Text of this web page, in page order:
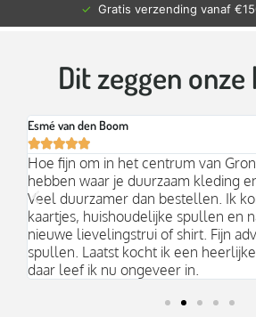
✓ Gratis verzending vanaf
Dit zeggen
Esmé van den Boom

Hoe fijn om in het centrum van
hebben waar je duurzaam kleding
Veel duurzamer dan bestellen. Ik
kaartjes, huishoudelijke spullen en
nieuwe lievelingstrui of shirt. Fijn
spullen. Laatst kocht ik een
daar leef ik nu ongeveer in.